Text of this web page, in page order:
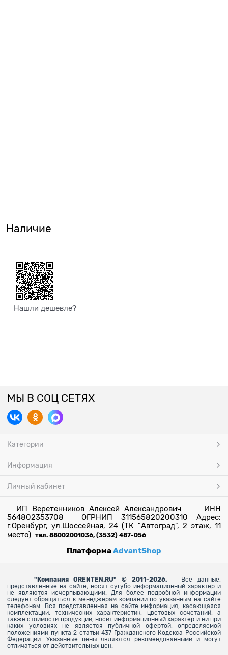
Наличие
Нашли дешевле?
МЫ В СОЦ СЕТЯХ
Категории
Информация
Личный кабинет
ИП Веретенников Алексей Александрович ИНН
564802353708 ОГРНИП 311565820200310 Адрес:
г.Оренбург, ул.Шоссейная, 24 (ТК "Автоград", 2 этаж, 11
место) тел. 88002001036, (3532) 487-056
ПлатформаAdvantShop
" Компания ORENTEN.RU" © 2011-2026.
Все данные,
представленные на сайте, носят сугубо информационный характер и
не являются исчерпывающими. Для более подробной информации
следует обращаться к менеджерам компании по указанным на сайте
телефонам. Вся представленная на сайте информация, касающаяся
комплектации, технических характеристик, цветовых сочетаний, а
также стоимости продукции, носит информационный характер и ни при
каких условиях не является публичной офертой, определяемой
положениями пункта 2 статьи 437 Гражданского Кодекса Российской
Федерации. Указанные цены являются рекомендованными и могут
отличаться от действительных цен.